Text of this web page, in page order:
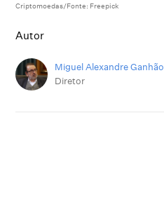
Criptomoedas/Fonte: Freepick
Autor
Miguel Alexandre Ganhão
Diretor